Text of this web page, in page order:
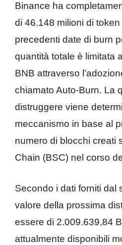
Binance ha
di 46.148 milioni di
precedenti date di burn
quantità totale è limitata
BNB attraverso
chiamato Auto-Burn. La
distruggere viene
meccanismo in base al
numero di blocchi creati
Chain (BSC) nel corso
Secondo i dati forniti dal
valore della prossima
essere di 2.009.639,84
attualmente disponibili